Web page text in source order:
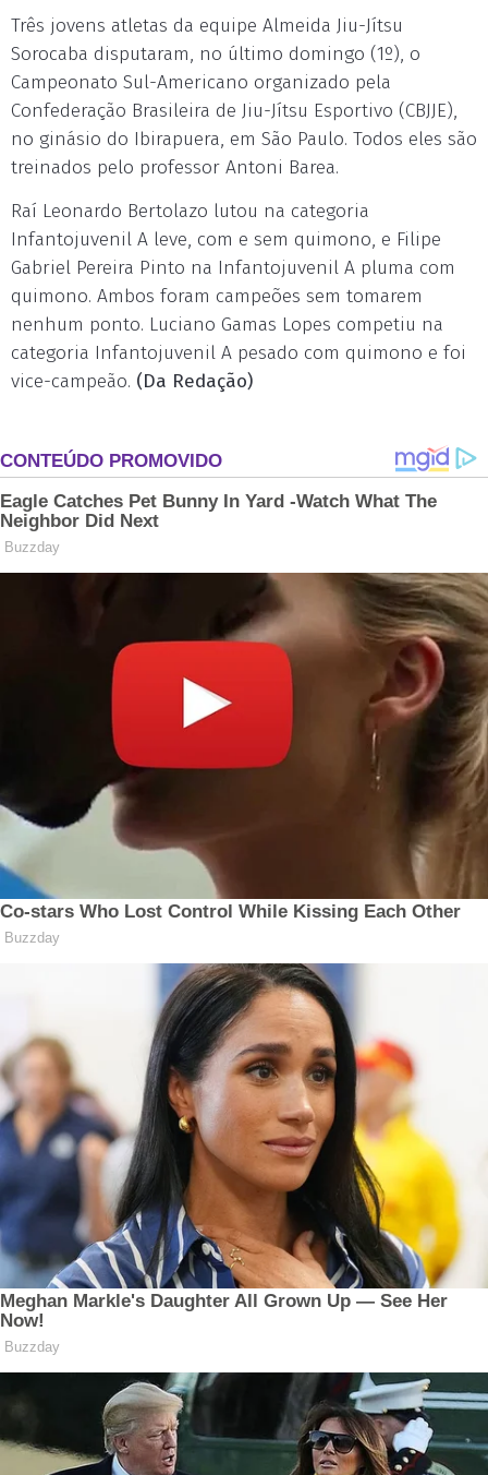
Três jovens atletas da equipe Almeida Jiu-Jítsu
Sorocaba disputaram, no último domingo (1º), o
Campeonato Sul-Americano organizado pela
Confederação Brasileira de Jiu-Jítsu Esportivo (CBJJE),
no ginásio do Ibirapuera, em São Paulo. Todos eles são
treinados pelo professor Antoni Barea.
Raí Leonardo Bertolazo lutou na categoria
Infantojuvenil A leve, com e sem quimono, e Filipe
Gabriel Pereira Pinto na Infantojuvenil A pluma com
quimono. Ambos foram campeões sem tomarem
nenhum ponto. Luciano Gamas Lopes competiu na
categoria Infantojuvenil A pesado com quimono e foi
vice-campeão. (Da Redação)